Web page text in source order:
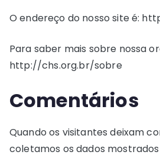
O endereço do nosso site é:
Para saber mais sobre nossa
http://chs.org.br/sobre
Comentários
Quando os visitantes deixam
coletamos os dados